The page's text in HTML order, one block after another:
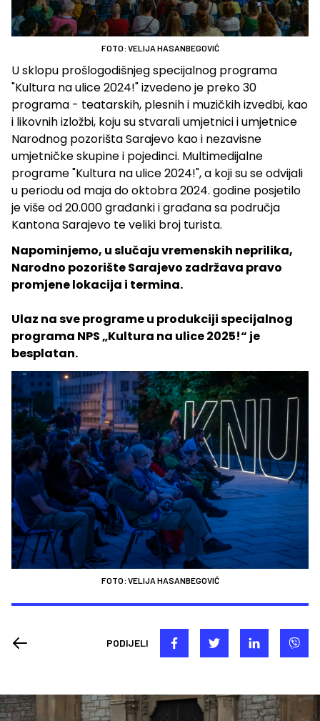
FOTO: VELIJA HASANBEGOVIĆ
U sklopu prošlogodišnjeg specijalnog programa
"Kultura na ulice 2024!" izvedeno je preko 30
programa - teatarskih, plesnih i muzičkih izvedbi, kao
i likovnih izložbi, koju su stvarali umjetnici i umjetnice
Narodnog pozorišta Sarajevo kao i nezavisne
umjetničke skupine i pojedinci. Multimedijalne
programe "Kultura na ulice 2024!", a koji su se odvijali
u periodu od maja do oktobra 2024. godine posjetilo
je više od 20.000 građanki i građana sa područja
Kantona Sarajevo te veliki broj turista.
Napominjemo, u slučaju vremenskih neprilika,
Narodno pozorište Sarajevo zadržava pravo
promjene lokacija i termina.
Ulaz na sve programe u produkciji specijalnog
programa NPS „Kultura na ulice 2025!“ je
besplatan.
FOTO: VELIJA HASANBEGOVIĆ
PODIJELI